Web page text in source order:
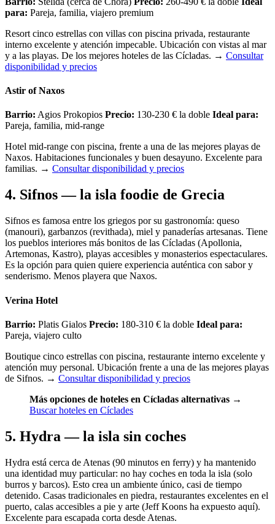
para: Pareja, familia, viajero premium
Resort cinco estrellas con villas con piscina privada, restaurante
interno excelente y atención impecable. Ubicación con vistas al mar
y a las playas. De los mejores hoteles de las Cícladas. → Consultar
disponibilidad y precios
Astir of Naxos
Barrio: Agios Prokopios Precio: 130-230 € la doble Ideal para:
Pareja, familia, mid-range
Hotel mid-range con piscina, frente a una de las mejores playas de
Naxos. Habitaciones funcionales y buen desayuno. Excelente para
familias. → Consultar disponibilidad y precios
4. Sifnos — la isla foodie de Grecia
Sifnos es famosa entre los griegos por su gastronomía: queso
(manouri), garbanzos (revithada), miel y panaderías artesanas. Tiene
los pueblos interiores más bonitos de las Cícladas (Apollonia,
Artemonas, Kastro), playas accesibles y monasterios espectaculares.
Es la opción para quien quiere experiencia auténtica con sabor y
senderismo. Menos playera que Naxos.
Verina Hotel
Barrio: Platis Gialos Precio: 180-310 € la doble Ideal para:
Pareja, viajero culto
Boutique cinco estrellas con piscina, restaurante interno excelente y
atención muy personal. Ubicación frente a una de las mejores playas
de Sifnos. → Consultar disponibilidad y precios
Más opciones de hoteles en Cícladas alternativas →
Buscar hoteles en Cíclades
5. Hydra — la isla sin coches
Hydra está cerca de Atenas (90 minutos en ferry) y ha mantenido
una identidad muy particular: no hay coches en toda la isla (solo
burros y barcos). Esto crea un ambiente único, casi de tiempo
detenido. Casas tradicionales en piedra, restaurantes excelentes en el
puerto, calas accesibles a pie y arte (Jeff Koons ha expuesto aquí).
Excelente para escapada corta desde Atenas.